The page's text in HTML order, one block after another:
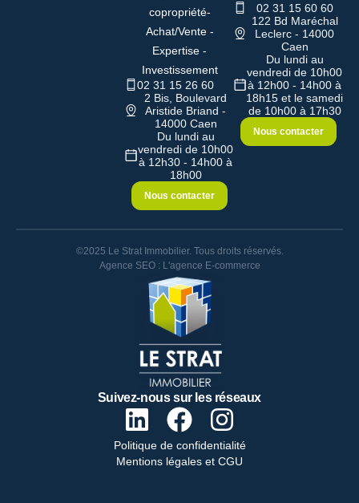
Suivez-nous sur les réseaux
Politique de confidentialité
Mentions légales et CGU
copropriété-
Achat/Vente -
Expertise -
Investissement
02 31 15 26 60
2 Bis, Boulevard
Aristide Briand -
14000 Caen
Du lundi au
vendredi de 10h00
à 12h30 - 14h00 à
18h00
Nous contacter
02 31 15 60 60
122 Bd Maréchal
Leclerc - 14000
Caen
Du lundi au
vendredi de 10h00
à 12h00 - 14h00 à
18h15 et le samedi
de 10h00 à 17h30
Nous contacter
©2025 Le Strat Immobilier. Tous droits réservés.
Agence SEO : L'agence E-commerce